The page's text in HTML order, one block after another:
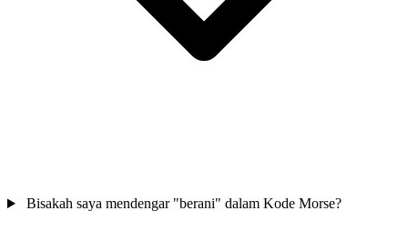
Bisakah saya mendengar "berani" dalam Kode Morse?